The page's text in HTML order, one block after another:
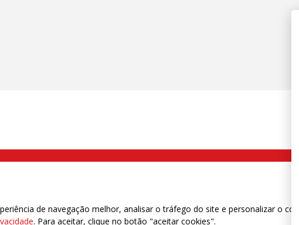
Brás, São Paulo/SP | Telefone (11) 2108 9200 - Fax (11) 2108 9310
de navegação melhor, analisar o tráfego do site e personalizar o
. Para aceitar, clique no botão "aceitar cookies".